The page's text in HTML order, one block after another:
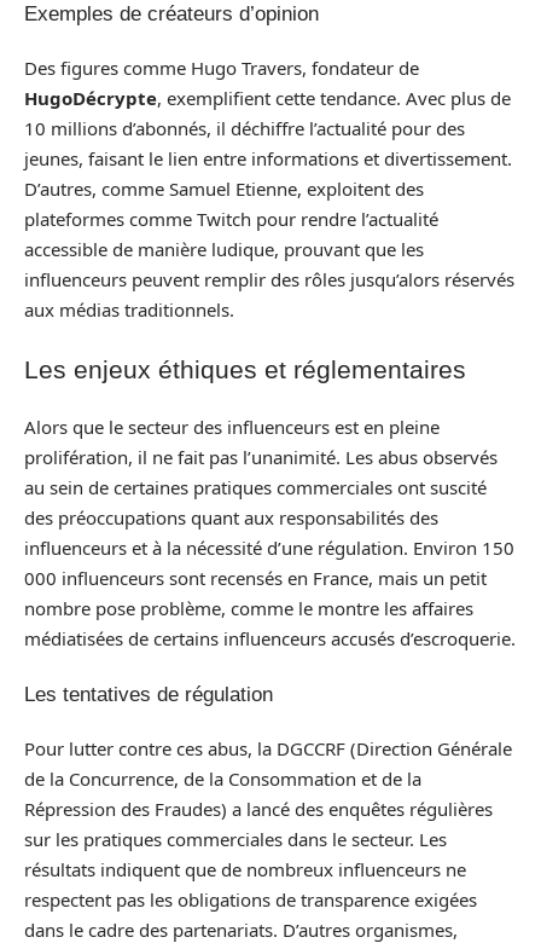
Exemples de créateurs d’opinion
Des figures comme Hugo Travers, fondateur de
HugoDécrypte, exemplifient cette tendance. Avec plus de
10 millions d’abonnés, il déchiffre l’actualité pour des
jeunes, faisant le lien entre informations et divertissement.
D’autres, comme Samuel Etienne, exploitent des
plateformes comme Twitch pour rendre l’actualité
accessible de manière ludique, prouvant que les
influenceurs peuvent remplir des rôles jusqu’alors réservés
aux médias traditionnels.
Les enjeux éthiques et réglementaires
Alors que le secteur des influenceurs est en pleine
prolifération, il ne fait pas l’unanimité. Les abus observés
au sein de certaines pratiques commerciales ont suscité
des préoccupations quant aux responsabilités des
influenceurs et à la nécessité d’une régulation. Environ 150
000 influenceurs sont recensés en France, mais un petit
nombre pose problème, comme le montre les affaires
médiatisées de certains influenceurs accusés d’escroquerie.
Les tentatives de régulation
Pour lutter contre ces abus, la DGCCRF (Direction Générale
de la Concurrence, de la Consommation et de la
Répression des Fraudes) a lancé des enquêtes régulières
sur les pratiques commerciales dans le secteur. Les
résultats indiquent que de nombreux influenceurs ne
respectent pas les obligations de transparence exigées
dans le cadre des partenariats. D’autres organismes,